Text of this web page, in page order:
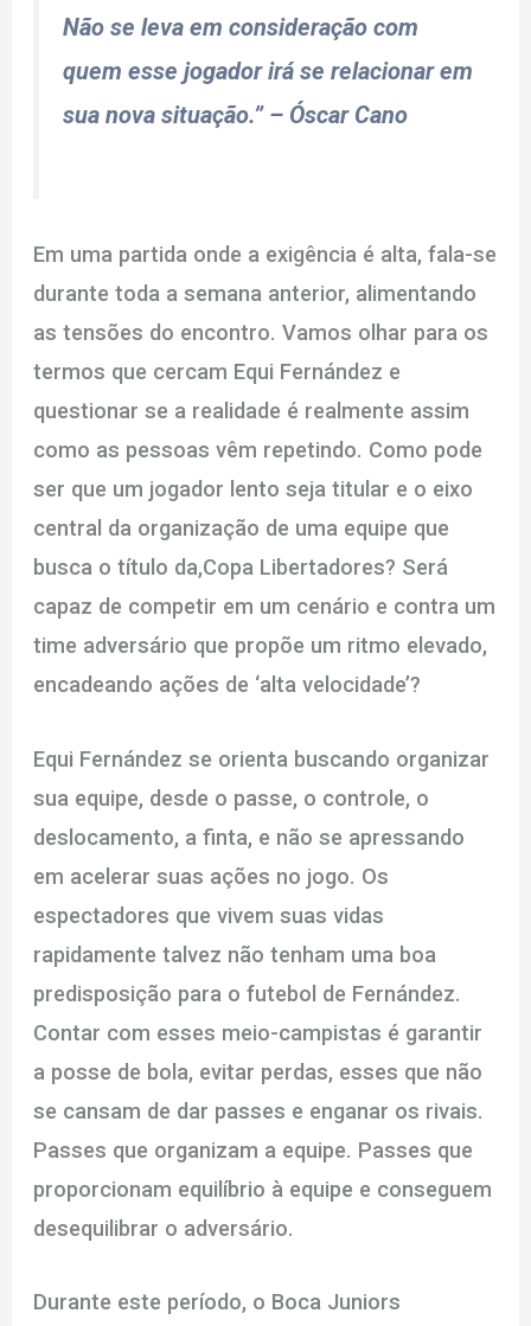
Não se leva em consideração com
quem esse jogador irá se relacionar em
sua nova situação.” – Óscar Cano
Em uma partida onde a exigência é alta, fala-se
durante toda a semana anterior, alimentando
as tensões do encontro. Vamos olhar para os
termos que cercam Equi Fernández e
questionar se a realidade é realmente assim
como as pessoas vêm repetindo. Como pode
ser que um jogador lento seja titular e o eixo
central da organização de uma equipe que
busca o título da,Copa Libertadores? Será
capaz de competir em um cenário e contra um
time adversário que propõe um ritmo elevado,
encadeando ações de ‘alta velocidade’?
Equi Fernández se orienta buscando organizar
sua equipe, desde o passe, o controle, o
deslocamento, a finta, e não se apressando
em acelerar suas ações no jogo. Os
espectadores que vivem suas vidas
rapidamente talvez não tenham uma boa
predisposição para o futebol de Fernández.
Contar com esses meio-campistas é garantir
a posse de bola, evitar perdas, esses que não
se cansam de dar passes e enganar os rivais.
Passes que organizam a equipe. Passes que
proporcionam equilíbrio à equipe e conseguem
desequilibrar o adversário.
Durante este período, o Boca Juniors